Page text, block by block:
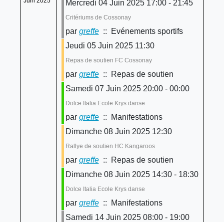
Mercredi 04 Juin 2025 17:00 - 21:45
Critériums de Cossonay
par greffe:: Evénements sportifs
Jeudi 05 Juin 2025 11:30
Repas de soutien FC Cossonay
par greffe:: Repas de soutien
Samedi 07 Juin 2025 20:00 - 00:00
Dolce Italia Ecole Krys danse
par greffe:: Manifestations
Dimanche 08 Juin 2025 12:30
Rallye de soutien HC Kangaroos
par greffe:: Repas de soutien
Dimanche 08 Juin 2025 14:30 - 18:30
Dolce Italia Ecole Krys danse
par greffe:: Manifestations
Samedi 14 Juin 2025 08:00 - 19:00